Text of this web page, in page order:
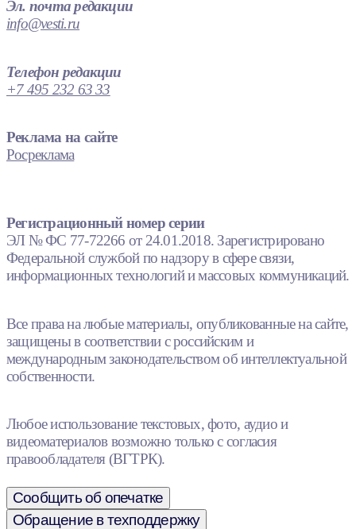
Эл. почта редакции
info@vesti.ru
Телефон редакции
+7 495 232 63 33
Реклама на сайте
Росреклама
Регистрационный номер серии
ЭЛ № ФС 77-72266 от 24.01.2018. Зарегистрировано
Федеральной службой по надзору в сфере связи,
информационных технологий и массовых коммуникаций.
Все права на любые материалы, опубликованные на сайте,
защищены в соответствии с российским и
международным законодательством об интеллектуальной
собственности.
Любое использование текстовых, фото, аудио и
видеоматериалов возможно только с согласия
правообладателя (ВГТРК).
Сообщить об опечатке
Обращение в техподдержку